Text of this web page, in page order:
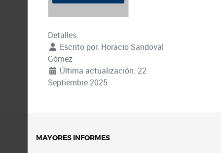
Detalles
Escrito por: Horacio Sandoval
Gómez
Última actualización: 22
Septiembre 2025
MAYORES INFORMES